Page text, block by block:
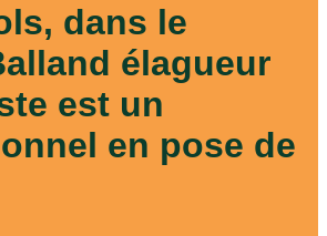
dans le
élagueur
est un
en pose de